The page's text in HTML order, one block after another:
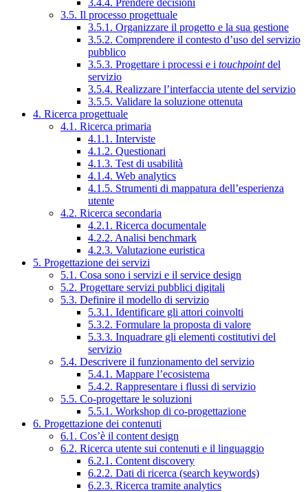
3.4.4. Prendere decisioni
3.5. Il processo progettuale
3.5.1. Organizzare il progetto e la sua gestione
3.5.2. Comprendere il contesto d’uso del servizio
pubblico
3.5.3. Progettare i processi e i touchpointdel
servizio
3.5.4. Realizzare l’interfaccia utente del servizio
3.5.5. Validare la soluzione ottenuta
4. Ricerca progettuale
4.1. Ricerca primaria
4.1.1. Interviste
4.1.2. Questionari
4.1.3. Test di usabilità
4.1.4. Web analytics
4.1.5. Strumenti di mappatura dell’esperienza
utente
4.2. Ricerca secondaria
4.2.1. Ricerca documentale
4.2.2. Analisi benchmark
4.2.3. Valutazione euristica
5. Progettazione dei servizi
5.1. Cosa sono i servizi e il service design
5.2. Progettare servizi pubblici digitali
5.3. Definire il modello di servizio
5.3.1. Identificare gli attori coinvolti
5.3.2. Formulare la proposta di valore
5.3.3. Inquadrare gli elementi costitutivi del
servizio
5.4. Descrivere il funzionamento del servizio
5.4.1. Mappare l’ecosistema
5.4.2. Rappresentare i flussi di servizio
5.5. Co-progettare le soluzioni
5.5.1. Workshop di co-progettazione
6. Progettazione dei contenuti
6.1. Cos’è il content design
6.2. Ricerca utente sui contenuti e il linguaggio
6.2.1. Content discovery
6.2.2. Dati di ricerca (search keywords)
6.2.3. Ricerca tramite analytics